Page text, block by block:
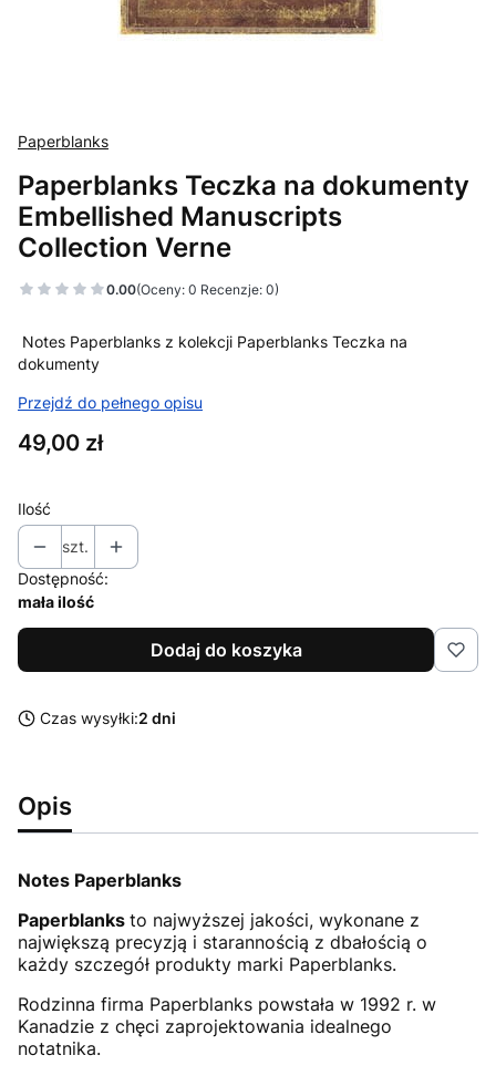
Paperblanks
Paperblanks Teczka na dokumenty
Embellished Manuscripts
Collection Verne
0.00(Oceny: 0 Recenzje: 0)
Notes Paperblanks z kolekcji Paperblanks Teczka na
dokumenty
Przejdź do pełnego opisu
Cena
49,00 zł
Ilość
szt.
Dostępność:
mała ilość
Dodaj do koszyka
Czas wysyłki:2 dni
Opis
Notes Paperblanks
Paperblanks to najwyższej jakości, wykonane z
największą precyzją i starannością z dbałością o
każdy szczegół produkty marki Paperblanks.
Rodzinna firma Paperblanks powstała w 1992 r. w
Kanadzie z chęci zaprojektowania idealnego
notatnika.